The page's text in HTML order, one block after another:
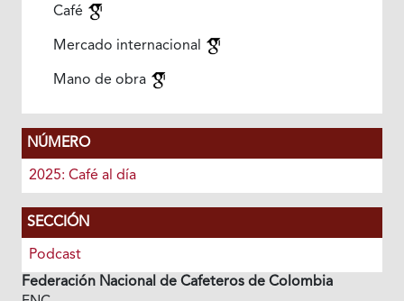
Café
Mercado internacional
Mano de obra
NÚMERO
2025: Café al día
SECCIÓN
Podcast
Federación Nacional de Cafeteros de Colombia